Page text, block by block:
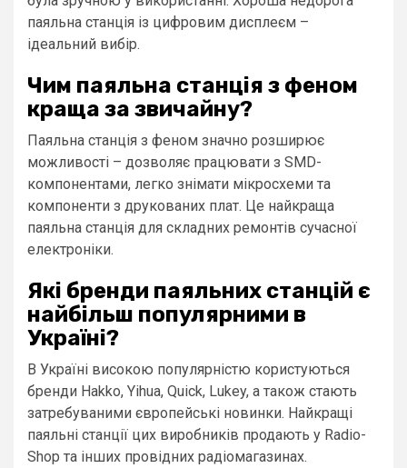
паяльна станція із цифровим дисплеєм –
ідеальний вибір.
Чим паяльна станція з феном
краща за звичайну?
Паяльна станція з феном значно розширює
можливості – дозволяє працювати з SMD-
компонентами, легко знімати мікросхеми та
компоненти з друкованих плат. Це найкраща
паяльна станція для складних ремонтів сучасної
електроніки.
Які бренди паяльних станцій є
найбільш популярними в
Україні?
В Україні високою популярністю користуються
бренди Hakko, Yihua, Quick, Lukey, а також стають
затребуваними європейські новинки. Найкращі
паяльні станції цих виробників продають у Radio-
Shop та інших провідних радiомагазинах.